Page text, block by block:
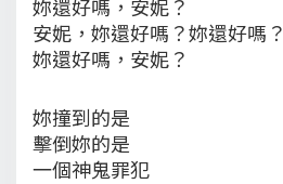
妳還好嗎，安妮？
安妮，妳還好嗎？妳還好嗎？
妳還好嗎，安妮？
妳撞到的是
擊倒妳的是
一個神鬼罪犯